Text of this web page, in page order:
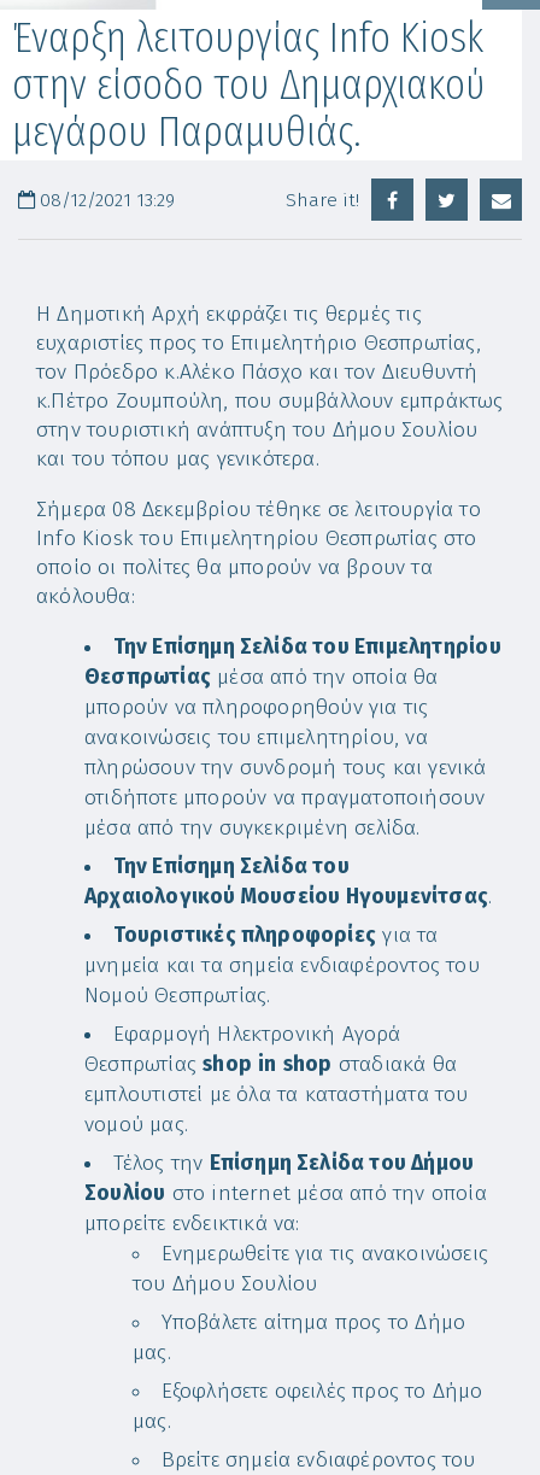
Έναρξη λειτουργίας Info Kiosk
στην είσοδο του Δημαρχιακού
μεγάρου Παραμυθιάς.
08/12/2021 13:29 Share it!
Η Δημοτική Αρχή εκφράζει τις θερμές τις
ευχαριστίες προς το Επιμελητήριο Θεσπρωτίας,
τον Πρόεδρο κ.Αλέκο Πάσχο και τον Διευθυντή
κ.Πέτρο Ζουμπούλη, που συμβάλλουν εμπράκτως
στην τουριστική ανάπτυξη του Δήμου Σουλίου
και του τόπου μας γενικότερα.
Σήμερα 08 Δεκεμβρίου τέθηκε σε λειτουργία το
Info Kiosk του Επιμελητηρίου Θεσπρωτίας στο
οποίο οι πολίτες θα μπορούν να βρουν τα
ακόλουθα:
Την Επίσημη Σελίδα του Επιμελητηρίου
Θεσπρωτίας μέσα από την οποία θα
μπορούν να πληροφορηθούν για τις
ανακοινώσεις του επιμελητηρίου, να
πληρώσουν την συνδρομή τους και γενικά
οτιδήποτε μπορούν να πραγματοποιήσουν
μέσα από την συγκεκριμένη σελίδα.
Την Επίσημη Σελίδα του
Αρχαιολογικού Μουσείου Ηγουμενίτσας.
Τουριστικές πληροφορίες για τα
μνημεία και τα σημεία ενδιαφέροντος του
Νομού Θεσπρωτίας.
Εφαρμογή Ηλεκτρονική Αγορά
Θεσπρωτίαςshop in shop σταδιακά θα
εμπλουτιστεί με όλα τα καταστήματα του
νομού μας.
Τέλος την Επίσημη Σελίδα του Δήμου
Σουλίου στο internet μέσα από την οποία
μπορείτε ενδεικτικά να:
Ενημερωθείτε για τις ανακοινώσεις
του Δήμου Σουλίου
Υποβάλετε αίτημα προς το Δήμο
μας.
Εξοφλήσετε οφειλές προς το Δήμο
μας.
Βρείτε σημεία ενδιαφέροντος του